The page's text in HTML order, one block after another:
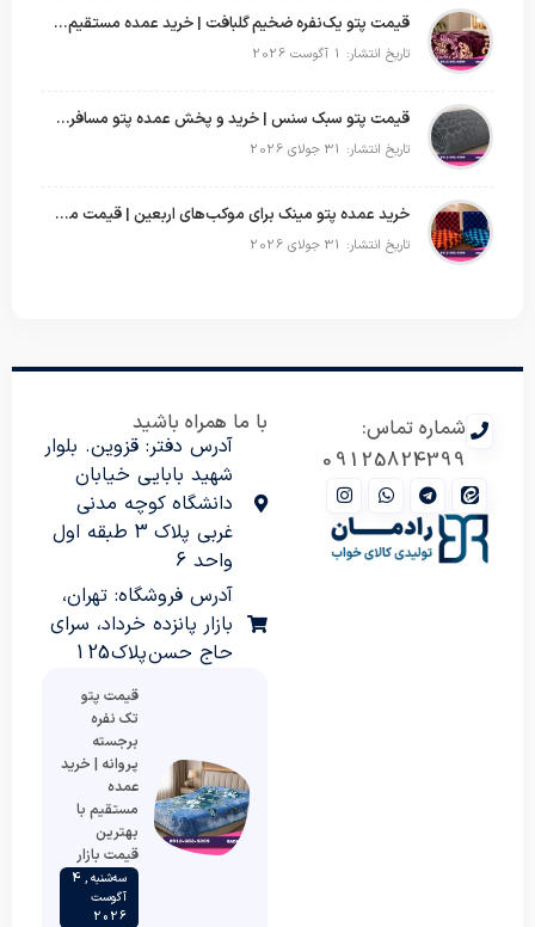
قیمت پتو یک‌نفره ضخیم گلبافت | خرید عمده مستقیم با بهترین قیمت
تاریخ انتشار: 1 آگوست 2026
قیمت پتو سبک سنس | خرید و پخش عمده پتو مسافرتی Sense
تاریخ انتشار: 31 جولای 2026
خرید عمده پتو مینک برای موکب‌های اربعین | قیمت مناسب و ارسال سریع
تاریخ انتشار: 31 جولای 2026
شماره تماس:
09125824399
با ما همراه باشید
آدرس دفتر: قزوین. بلوار
شهید بابایی خیابان
دانشگاه کوچه مدنی
غربی پلاک 3 طبقه اول
واحد 6
آدرس فروشگاه: تهران،
بازار پانزده خرداد، سرای
حاج حسن پلاک 125
قیمت پتو
تک نفره
برجسته
پروانه | خرید
عمده
مستقیم با
بهترین
قیمت بازار
سه‌شنبه , 4
آگوست
2026